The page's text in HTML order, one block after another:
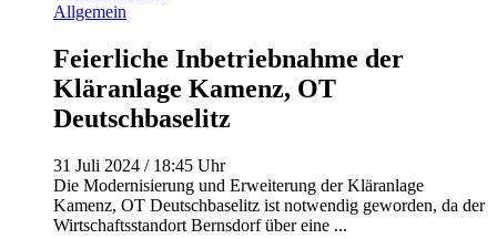
Allgemein
Feierliche Inbetriebnahme der
Kläranlage Kamenz, OT
Deutschbaselitz
31 Juli 2024 / 18:45 Uhr
Die Modernisierung und Erweiterung der Kläranlage
Kamenz, OT Deutschbaselitz ist notwendig geworden, da der
Wirtschaftsstandort Bernsdorf über eine ...